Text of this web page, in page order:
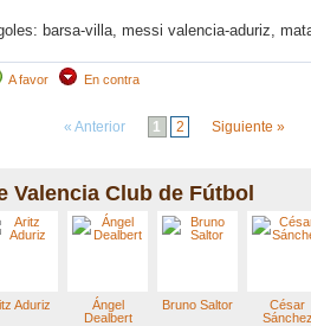
barsa-villa, messi valencia-aduriz,
A favor En contra
« Anterior 1 2 Siguiente »
Valencia Club de Fútbol
Aduriz
Ángel
Dealbert
Bruno Saltor
César